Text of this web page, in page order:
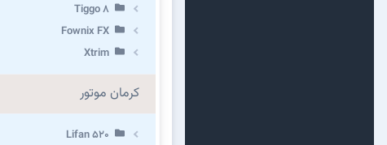
Tiggo 8
Fownix FX
Xtrim
کرمان موتور
Lifan 520